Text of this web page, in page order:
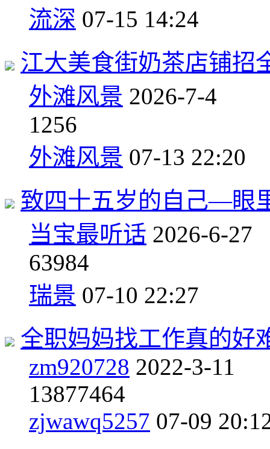
流深 07-15 14:24
江大美食街奶茶店铺招
外滩风景 2026-7-4
1256
外滩风景 07-13 22:20
致四十五岁的自己—眼
当宝最听话 2026-6-27
63984
瑞景 07-10 22:27
全职妈妈找工作真的好
zm920728 2022-3-11
13877464
zjwawq5257 07-09